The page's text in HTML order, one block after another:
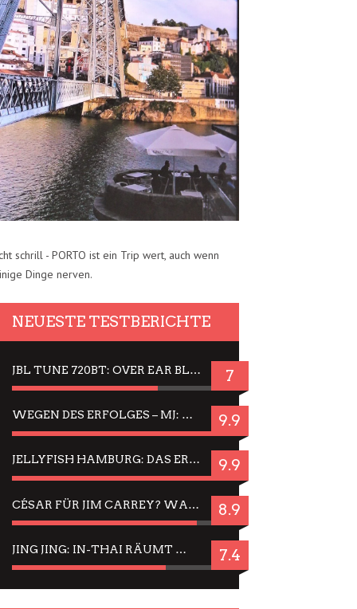
schrill - PORTO ist ein Trip wert, auch wenn
Dinge nerven.
NEUESTE TESTBERICHTE
JBL TUNE 720BT: OVER EAR BLUETOOTH KOPFHÖRER UM DIE 50,-€ IM DAUER-TEST 7
WEGEN DES ERFOLGES – MJ: MICHAEL JACKSON MUSICAL IN EINER MATINEE SEHEN 9.9
JELLYFISH HAMBURG: DAS ERFOLGREICHE SOMMER-MENÜ 2025 IN GEFÜHLEN UND BILDERN 9.9
CÉSAR FÜR JIM CARREY? WARUM DAS EINER DER NERVIGSTEN ACTORS IST UND BLEIBT 8.9
JING JING: IN-THAI RÄUMT WIEDER TITEL AB – EIN ZWEI-STUNDEN-ERLEBNISBERICHT 7.4